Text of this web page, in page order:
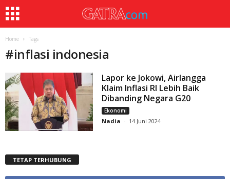
Home Tags
#inflasi indonesia
Lapor ke Jokowi, Airlangga
Klaim Inflasi RI Lebih Baik
Dibanding Negara G20
Ekonomi
Nadia - 14 Juni 2024
TETAP TERHUBUNG